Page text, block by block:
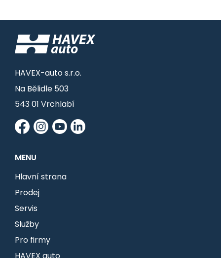
HAVEX-auto s.r.o.
Na Bělidle 503
543 01 Vrchlabí
MENU
Hlavní strana
Prodej
Servis
Služby
Pro firmy